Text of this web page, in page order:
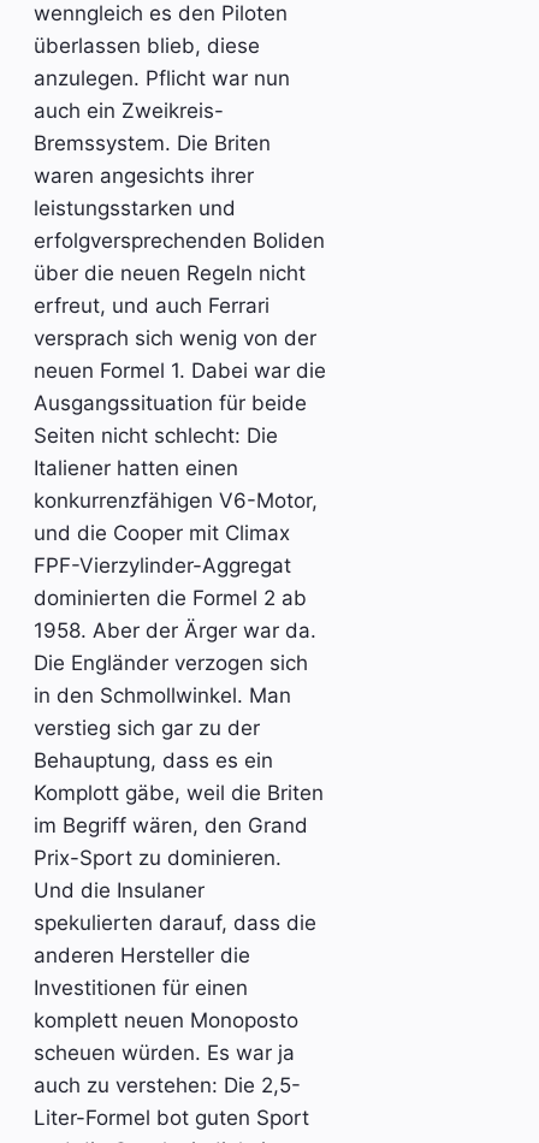
wenngleich es den Piloten
überlassen blieb, diese
anzulegen. Pflicht war nun
auch ein Zweikreis-
Bremssystem. Die Briten
waren angesichts ihrer
leistungsstarken und
erfolgversprechenden Boliden
über die neuen Regeln nicht
erfreut, und auch Ferrari
versprach sich wenig von der
neuen Formel 1. Dabei war die
Ausgangssituation für beide
Seiten nicht schlecht: Die
Italiener hatten einen
konkurrenzfähigen V6-Motor,
und die Cooper mit Climax
FPF-Vierzylinder-Aggregat
dominierten die Formel 2 ab
1958. Aber der Ärger war da.
Die Engländer verzogen sich
in den Schmollwinkel. Man
verstieg sich gar zu der
Behauptung, dass es ein
Komplott gäbe, weil die Briten
im Begriff wären, den Grand
Prix-Sport zu dominieren.
Und die Insulaner
spekulierten darauf, dass die
anderen Hersteller die
Investitionen für einen
komplett neuen Monoposto
scheuen würden. Es war ja
auch zu verstehen: Die 2,5-
Liter-Formel bot guten Sport